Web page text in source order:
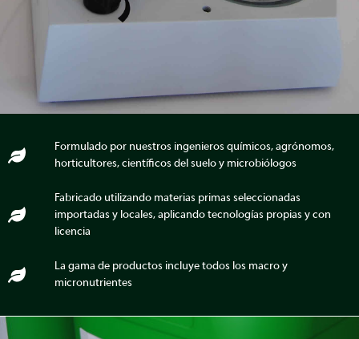
Formulado por nuestros ingenieros químicos, agrónomos,
horticultores, científicos del suelo y microbiólogos
Fabricado utilizando materias primas seleccionadas
importadas y locales, aplicando tecnologías propias y con
licencia
La gama de productos incluye todos los macro y
micronutrientes